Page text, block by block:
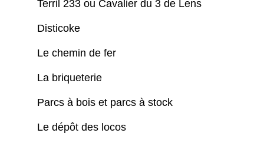
Terril 233 ou Cavalier du 3 de Lens
Disticoke
Le chemin de fer
La briqueterie
Parcs à bois et parcs à stock
Le dépôt des locos